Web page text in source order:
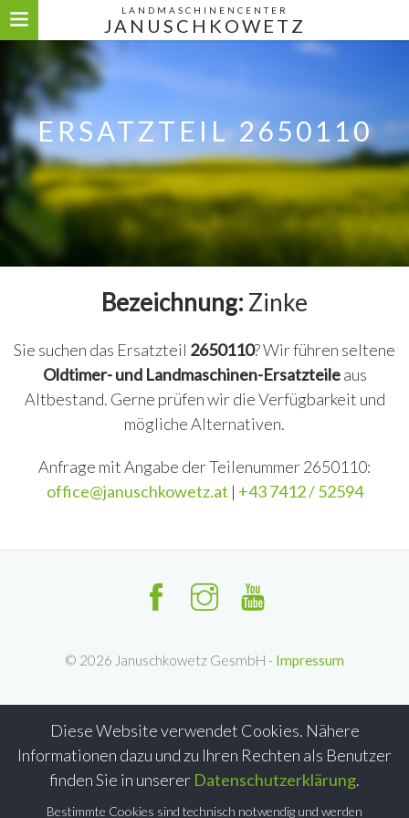
LANDMASCHINENCENTER
JANUSCHKOWETZ
Diese Website verwendet Cookies. Nähere
Informationen dazu und zu Ihren Rechten als Benutzer
finden Sie in unserer Datenschutzerklärung.
Bestimmte Cookies sind technisch notwendig und werden
ERSATZTEIL 2650110
Bezeichnung: Zinke
Sie suchen das Ersatzteil 2650110? Wir führen seltene
Oldtimer- und Landmaschinen-Ersatzteileaus
Altbestand. Gerne prüfen wir die Verfügbarkeit und
mögliche Alternativen.
Anfrage mit Angabe der Teilenummer 2650110:
office@januschkowetz.at | +43 7412 / 52594
© 2026 Januschkowetz GesmbH - Impressum